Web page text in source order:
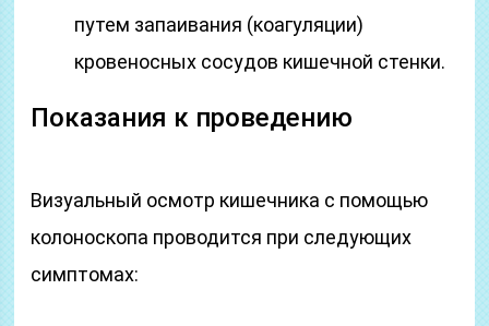
путем запаивания (коагуляции)
кровеносных сосудов кишечной стенки.
Показания к проведению
Визуальный осмотр кишечника с помощью
колоноскопа проводится при следующих
симптомах: